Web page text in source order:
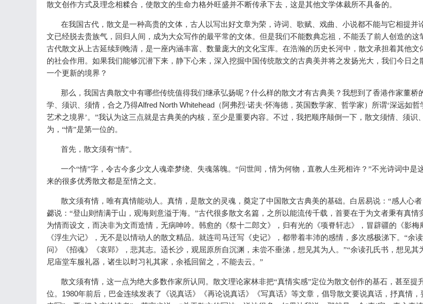
散文创作方式及理念相糅合，使散文的生命力格外旺盛并不断传承下去，这是其他文学体裁所不具备的。
在我国古代，散文是一种高贵的文体，古人以写出好文章为荣，诗词、歌赋、戏曲、小说都不能与它相提并
文已经脱去贵族气，回归人间，成为大众写作的最平常的文体。但是我们不能数典忘祖，不能丢了前人创造的这
古代散文从上古延续到晚清，是一座内涵丰富、数量庞大的文化宝库。在浩瀚的历史长河中，散文承担着其他文
的社会作用。如果我们能够沉潜下来，静下心来，深入挖掘中国传统散文的古典美并将之发扬光大，我们今日之
一个更新的境界？
那么，我国古典散文中有哪些传统值得我们继承弘扬呢？什么样的散文才有古典美？我想到了香港作家董桥
学、须识、须情，合之乃得Alfred North Whitehead （阿弗烈·诺夫·怀海德，英国数学家、哲学家）所谓‘深远如
艺术之境界’。”我认为这三点就是古典美的内核，至少是重要内容。不过，我把顺序颠倒一下，散文须情、须识
为，“情”是第一位的。
首先，散文须有“情”。
一个“情”字，令古今多少文人魂牵梦绕、失魂落魄。“问世间，情为何物，直教人生死相许？”不光诗词中是
来的很多优秀散文都是至情之文。
散文须有情，唯有真情能动人。真情，是散文的灵魂，奠定了中国散文古典美的基础。白居易说：“感人心者
勰说：“登山则情满于山，观海则意溢于海。”古代很多散文名篇，之所以能流传千载，首要在于为文者秉有真情
为情而设文，而决非为文而造情，无病呻吟。韩愈的《祭十二郎文》，归有光的《项脊轩志》，冒辟疆的《影梅
《浮生六记》，无不是以情动人的散文精品。就连司马迁写《史记》，都带着丰沛的感情，多次感极涕下。“余
问》《招魂》《哀郢》，悲其志。适长沙，观屈原所自沉渊，未尝不垂涕，想见其为人。”“余读孔氏书，想见其
尼庙堂车服礼器，诸生以时习礼其家，余祗回留之，不能去云。”
散文须有情，这一点为绝大多数作家所认同。散文理论家林非把“真情实感”定位为散文创作的基石，甚至提
位。 1980年前后，巴金连续发表了《说真话》《再论说真话》《写真话》等文章，倡导散文要说真话，抒真情，